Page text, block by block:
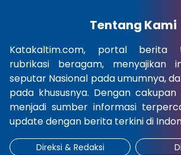
Tentang Kami
Katakaltim.com, portal berita
rubrikasi beragam, menyajikan
seputar Nasional pada umumnya,
pada khususnya. Dengan
menjadi sumber informasi
update dengan berita terkini di
Direksi & Redaksi